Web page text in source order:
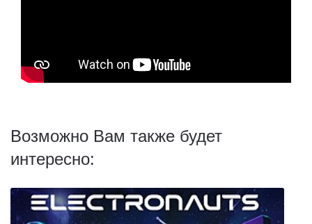
Возможно Вам также будет
интересно: